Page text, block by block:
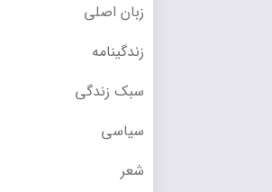
زبان اصلی
زندگینامه
سبک زندگی
سیاسی
شعر